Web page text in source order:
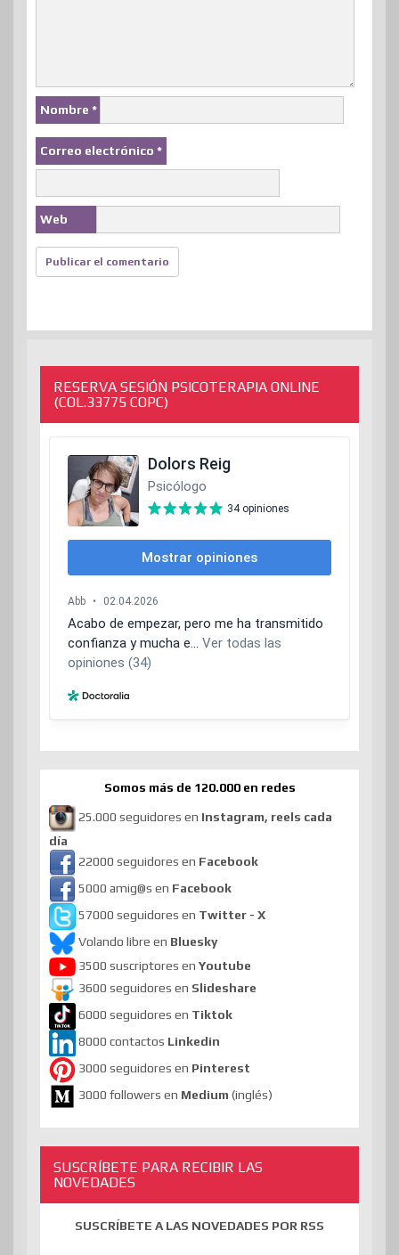
Nombre *
Correo electrónico *
Web
RESERVA SESIÓN PSICOTERAPIA ONLINE
(COL.33775 COPC)
Somos más de 120.000 en redes
25.000 seguidores en Instagram, reels cada
día
22000 seguidores en Facebook
5000 amig@s en Facebook
57000 seguidores en Twitter - X
Volando libre en Bluesky
3500 suscriptores en Youtube
3600 seguidores en Slideshare
6000 seguidores en Tiktok
8000 contactos Linkedin
3000 seguidores en Pinterest
3000 followers en Medium (inglés)
SUSCRÍBETE PARA RECIBIR LAS
NOVEDADES
SUSCRÍBETE A LAS NOVEDADES POR RSS